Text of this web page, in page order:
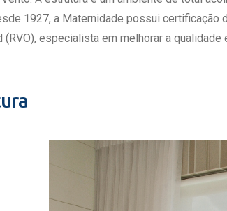
Estrutura de Gestão
Exames - Portal Médico
1927, a Maternidade possui certificação
(RVO), especialista em melhorar a